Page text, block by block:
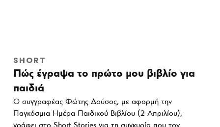
SHORT
Πώς έγραψα το πρώτο μου βιβλίο για
παιδιά
Ο συγγραφέας Φώτης Δούσος, με αφορμή την
Παγκόσμια Ημέρα Παιδικού Βιβλίου (2 Απριλίου),